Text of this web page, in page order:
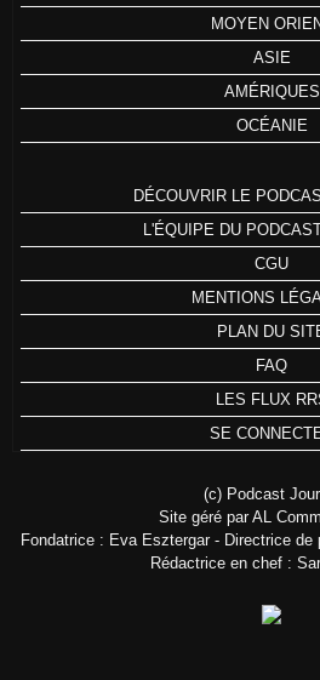
MOYEN
ASIE
AMÉRIQUES
OCÉANIE
DÉCOUVRIR LE
L'ÉQUIPE DU
CGU
MENTIONS
PLAN DU
FAQ
LES FLUX
SE
(c) Podcast
Site géré par AL
Fondatrice : Eva Esztergar - Directrice
Rédactrice en chef :